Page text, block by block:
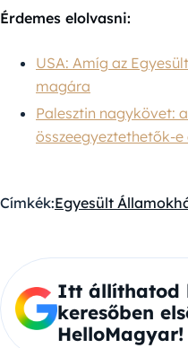
Érdemes elolvasni:
USA: Amíg az
magára
Palesztin nagykövet:
összeegyeztethetők-
Címkék:Egyesült Államok
Itt állíthatod
keresőben
HelloMagyar!